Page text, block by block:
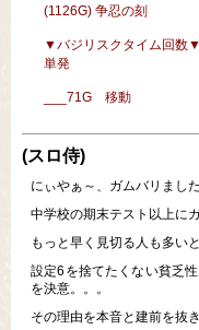
(1126G) 争忍の刻
▼バジリスクタイム回数▼
単発
___71G 移動
(スロ侍)
にぃやぁ～、ガムバリまし
中学校の期末テスト以上に
もっと早く見切る人も多い
設定6を捨てたくない貧乏
を決意。。。
その理由を本音と建前を抜